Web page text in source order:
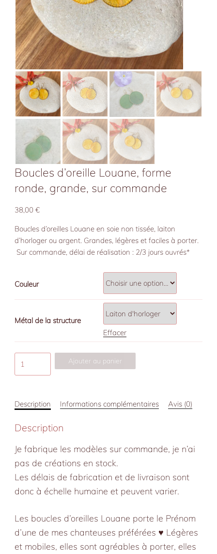
Boucles d’oreille Louane, forme
ronde, grande, sur commande
38,00 €
Boucles d’oreilles Louane en soie non tissée, laiton
d’horloger ou argent. Grandes, légères et faciles à porter.
Sur commande, délai de réalisation : 2/3 jours ouvrés*
Couleur
Métal de la structure
Effacer
de
Louane,
ronde,
sur
commande
Ajouter au panier
Description Informations complémentaires Avis (0)
Description
Je fabrique les modèles sur commande, je n’ai
pas de créations en stock.
Les délais de fabrication et de livraison sont
donc à échelle humaine et peuvent varier.
Les boucles d’oreilles Louane porte le Prénom
d’une de mes chanteuses préférées ♥️ Légères
et mobiles, elles sont agréables à porter, elles